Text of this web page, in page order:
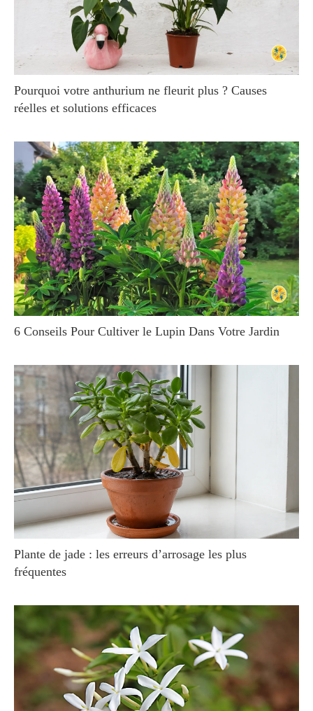
Pourquoi votre anthurium ne fleurit plus ? Causes
réelles et solutions efficaces
6 Conseils Pour Cultiver le Lupin Dans Votre Jardin
Plante de jade : les erreurs d’arrosage les plus
fréquentes